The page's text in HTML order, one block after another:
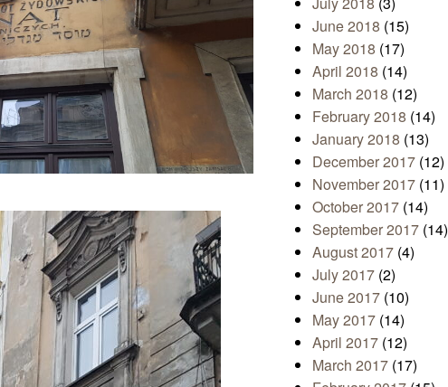
June 2018 (15)
May 2018 (17)
April 2018 (14)
March 2018 (12)
February 2018 (14)
January 2018 (13)
December 2017 (12)
November 2017 (11)
October 2017 (14)
September 2017 (14)
August 2017 (4)
July 2017 (2)
June 2017 (10)
May 2017 (14)
April 2017 (12)
March 2017 (17)